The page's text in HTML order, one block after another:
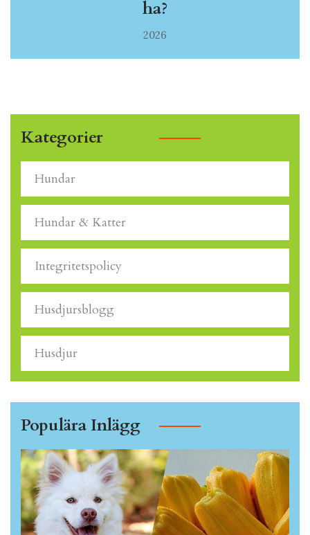
ha?
2026
Kategorier
Hundar
Hundar & Katter
Integritetspolicy
Husdjursblogg
Husdjur
Populära Inlägg